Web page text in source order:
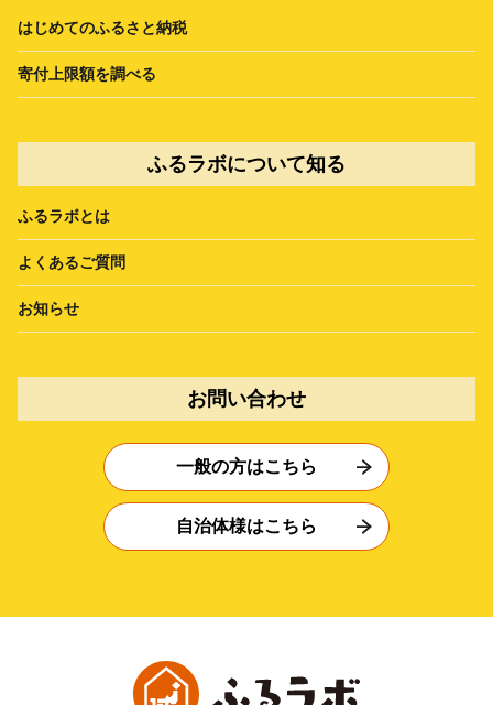
はじめてのふるさと納税
寄付上限額を調べる
ふるラボについて知る
ふるラボとは
よくあるご質問
お知らせ
お問い合わせ
一般の方はこちら
自治体様はこちら